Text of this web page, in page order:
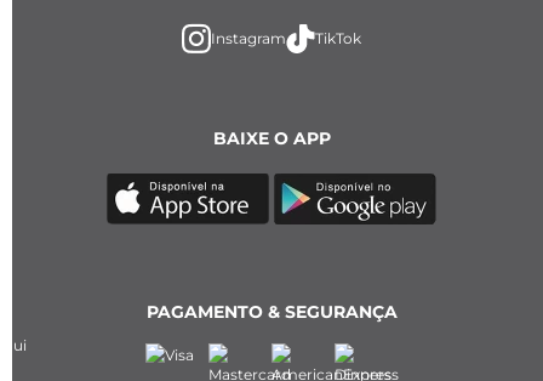
BAIXE O APP
Instagram TikTok
PAGAMENTO & SEGURANÇA